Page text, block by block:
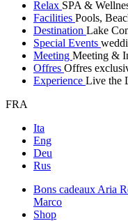
Relax SPA &
Facilities Pools,
Destination Lake
Special Events
Meeting Meeting &
Offres Offres
Experience Live the
FRA
Ita
Eng
Deu
Rus
Bons cadeaux Aria
Marco
Shop